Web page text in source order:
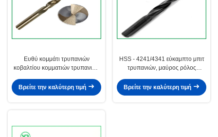
Ευθύ κομμάτι τρυπανιών
κοβαλτίου κομματιών τρυπανιών
M35 hss για το ανοξείδωτο
Βρείτε την καλύτερη τιμή
HSS - 4241/4341 εύκαμπτο μπιτ
τρυπανιών, μαύρος ρόλος
τρυπανιών συστροφής
Βρείτε την καλύτερη τιμή